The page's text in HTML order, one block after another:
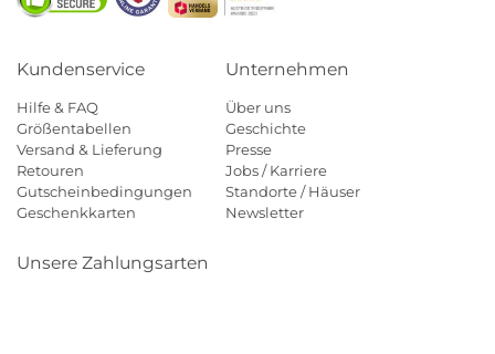
Kundenservice
Hilfe & FAQ
Größentabellen
Versand & Lieferung
Retouren
Gutscheinbedingungen
Geschenkkarten
Unternehmen
Über uns
Geschichte
Presse
Jobs / Karriere
Standorte / Häuser
Newsletter
Unsere Zahlungsarten